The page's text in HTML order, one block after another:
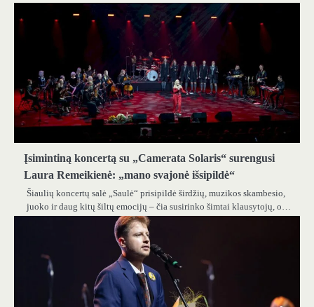
Įsimintiną koncertą su „Camerata Solaris“ surengusi
Laura Remeikienė: „mano svajonė išsipildė“
Šiaulių koncertų salė „Saulė“ prisipildė širdžių, muzikos skambesio,
juoko ir daug kitų šiltų emocijų – čia susirinko šimtai klausytojų, o…